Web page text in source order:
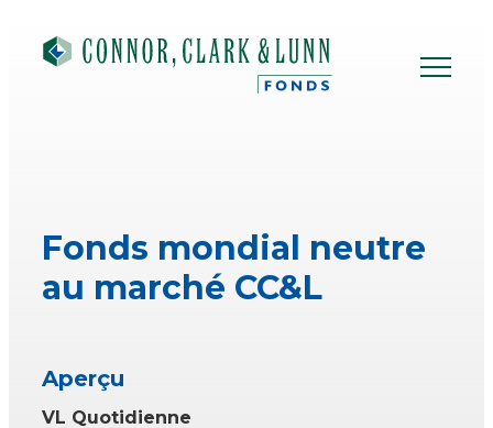
content
Fonds mondial neutre
au marché CC&L
Aperçu
VL Quotidienne